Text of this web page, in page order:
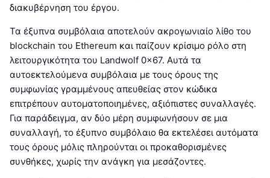
διακυβέρνηση του έργου.
Τα έξυπνα συμβόλαια αποτελούν ακρογωνιαίο λίθο του
blockchain του Ethereum και παίζουν κρίσιμο ρόλο στη
λειτουργικότητα του Landwolf 0x67. Αυτά τα
αυτοεκτελούμενα συμβόλαια με τους όρους της
συμφωνίας γραμμένους απευθείας στον κώδικα
επιτρέπουν αυτοματοποιημένες, αξιόπιστες συναλλαγές.
Για παράδειγμα, αν δύο μέρη συμφωνήσουν σε μια
συναλλαγή, το έξυπνο συμβόλαιο θα εκτελέσει αυτόματα
τους όρους μόλις πληρούνται οι προκαθορισμένες
συνθήκες, χωρίς την ανάγκη για μεσάζοντες.